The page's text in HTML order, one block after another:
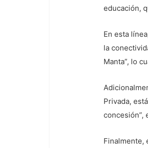
educación,
En esta
la
Manta”, lo
Privada,
concesión”,
Finalmente,